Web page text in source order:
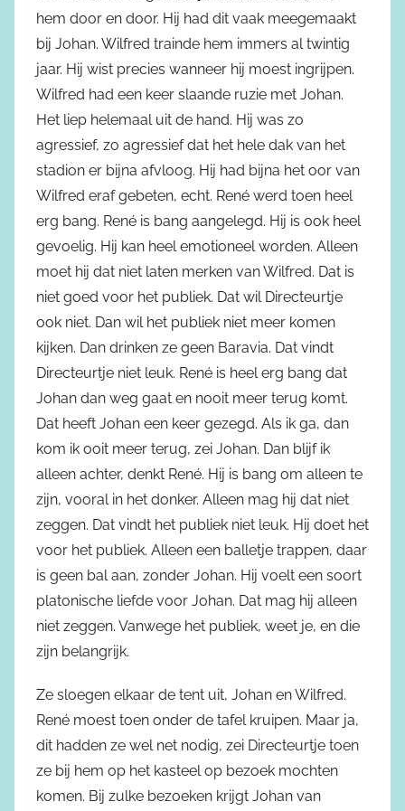
hem door en door. Hij had dit vaak meegemaakt
bij Johan. Wilfred trainde hem immers al twintig
jaar. Hij wist precies wanneer hij moest ingrijpen.
Wilfred had een keer slaande ruzie met Johan.
Het liep helemaal uit de hand. Hij was zo
agressief, zo agressief dat het hele dak van het
stadion er bijna afvloog. Hij had bijna het oor van
Wilfred eraf gebeten, echt. René werd toen heel
erg bang. René is bang aangelegd. Hij is ook heel
gevoelig. Hij kan heel emotioneel worden. Alleen
moet hij dat niet laten merken van Wilfred. Dat is
niet goed voor het publiek. Dat wil Directeurtje
ook niet. Dan wil het publiek niet meer komen
kijken. Dan drinken ze geen Baravia. Dat vindt
Directeurtje niet leuk. René is heel erg bang dat
Johan dan weg gaat en nooit meer terug komt.
Dat heeft Johan een keer gezegd. Als ik ga, dan
kom ik ooit meer terug, zei Johan. Dan blijf ik
alleen achter, denkt René. Hij is bang om alleen te
zijn, vooral in het donker. Alleen mag hij dat niet
zeggen. Dat vindt het publiek niet leuk. Hij doet het
voor het publiek. Alleen een balletje trappen, daar
is geen bal aan, zonder Johan. Hij voelt een soort
platonische liefde voor Johan. Dat mag hij alleen
niet zeggen. Vanwege het publiek, weet je, en die
zijn belangrijk.
Ze sloegen elkaar de tent uit, Johan en Wilfred.
René moest toen onder de tafel kruipen. Maar ja,
dit hadden ze wel net nodig, zei Directeurtje toen
ze bij hem op het kasteel op bezoek mochten
komen. Bij zulke bezoeken krijgt Johan van